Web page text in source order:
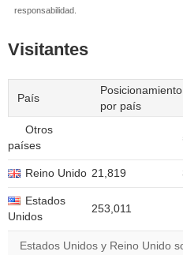
responsabilidad.
Visitantes
País
Posicionamiento
por país
Otros
países
Reino Unido 21,819
Estados
Unidos
253,011
Estados Unidos y Reino Unido